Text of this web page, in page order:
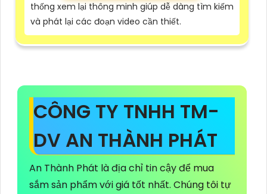
thống xem lại thông minh giúp dễ dàng tìm kiếm
và phát lại các đoạn video cần thiết.
CÔNG TY TNHH TM-
DV AN THÀNH PHÁT
An Thành Phát là địa chỉ tin cậy để mua
sắm sản phẩm với giá tốt nhất. Chúng tôi tự